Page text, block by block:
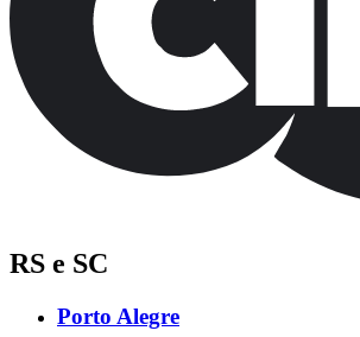
RS e SC
Porto Alegre